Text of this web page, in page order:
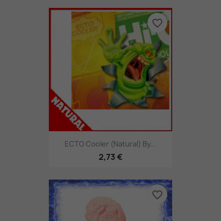
ECTO Cooler (Natural) By...
2,73 €
favorite_border
favorite_border